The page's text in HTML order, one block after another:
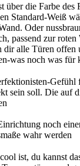
über die Farbe des
Standard-Weiß
Oder
passend zur roten
dir alle Türen offen
was noch was für
Gefühl
sein soll. Die auf
noch
wahr werden
ist, du kannst